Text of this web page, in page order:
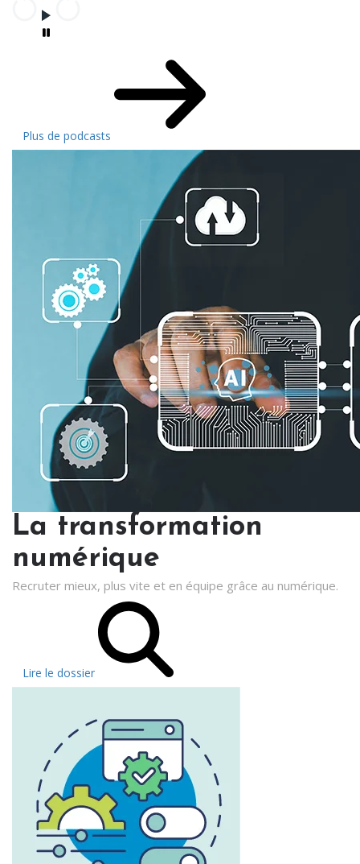
Plus de podcasts
La transformation
numérique
Recruter mieux, plus vite et en équipe grâce au numérique.
Lire le dossier